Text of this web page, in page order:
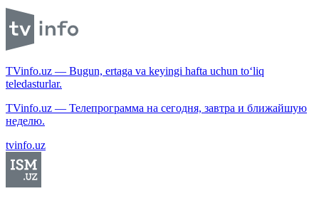
TVinfo.uz — Bugun, ertaga va keyingi hafta uchun to‘liq
teledasturlar.
TVinfo.uz — Телепрограмма на сегодня, завтра и ближайшую
неделю.
tvinfo.uz